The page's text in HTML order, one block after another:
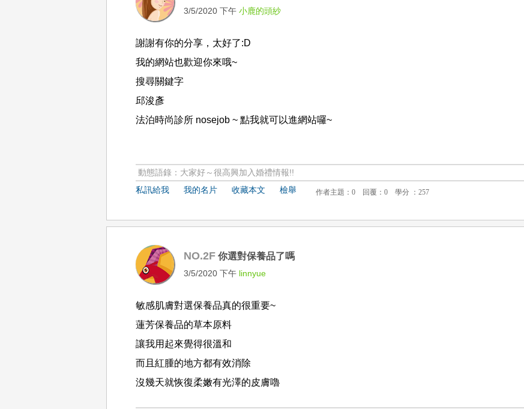
3/5/2020 下午小鹿的頭紗
謝謝有你的分享，太好了:D
我的網站也歡迎你來哦~
搜尋關鍵字
邱浚彥
法泊時尚診所 nosejob ~ 點我就可以進網站囉~
動態語錄：大家好～很高興加入婚禮情報!!
私訊給我
我的名片 收藏本文 檢舉
NO.2F 你選對保養品了嗎
3/5/2020 下午 linnyue
敏感肌膚對選保養品真的很重要~
蓮芳保養品的草本原料
讓我用起來覺得很溫和
而且紅腫的地方都有效消除
沒幾天就恢復柔嫩有光澤的皮膚嚕